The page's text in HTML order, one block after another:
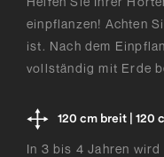
einpflanzen! Achten
ist. Nach dem
vollständig mit Erde
120 cm breit | 120
In 3 bis 4 Jahren